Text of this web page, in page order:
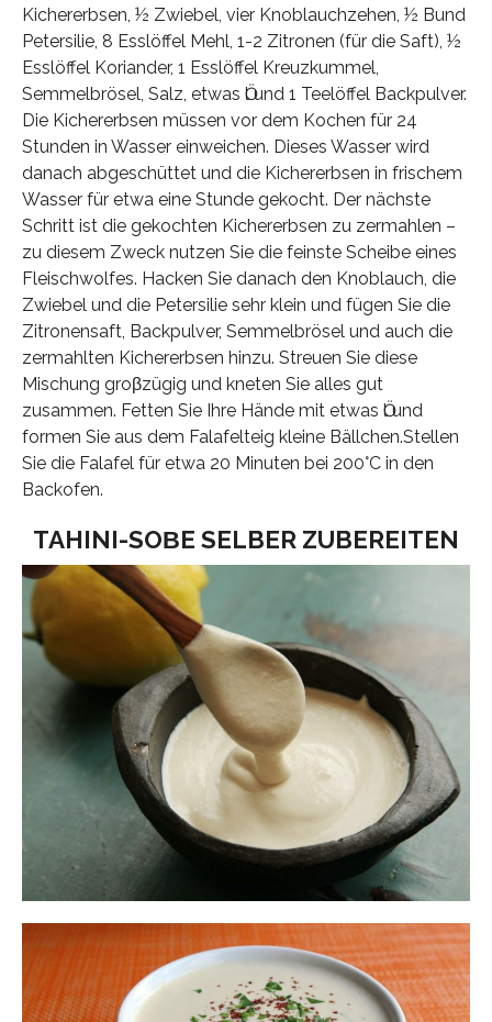
Kichererbsen, ½ Zwiebel, vier Knoblauchzehen, ½ Bund
Petersilie, 8 Esslöffel Mehl, 1-2 Zitronen (für die Saft), ½
Esslöffel Koriander, 1 Esslöffel Kreuzkummel,
Semmelbrösel, Salz, etwas Ӧl und 1 Teelöffel Backpulver.
Die Kichererbsen müssen vor dem Kochen für 24
Stunden in Wasser einweichen. Dieses Wasser wird
danach abgeschüttet und die Kichererbsen in frischem
Wasser für etwa eine Stunde gekocht. Der nächste
Schritt ist die gekochten Kichererbsen zu zermahlen –
zu diesem Zweck nutzen Sie die feinste Scheibe eines
Fleischwolfes. Hacken Sie danach den Knoblauch, die
Zwiebel und die Petersilie sehr klein und fügen Sie die
Zitronensaft, Backpulver, Semmelbrösel und auch die
zermahlten Kichererbsen hinzu. Streuen Sie diese
Mischung groβzügig und kneten Sie alles gut
zusammen. Fetten Sie Ihre Hände mit etwas Ӧl und
formen Sie aus dem Falafelteig kleine Bällchen.Stellen
Sie die Falafel für etwa 20 Minuten bei 200°C in den
Backofen.
TAHINI-SOΒE SELBER ZUBEREITEN